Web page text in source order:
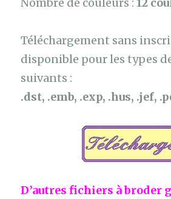
Téléchargement sans
disponible pour les types
suivants :
.dst, .emb, .exp, .hus, .jef,
D’autres fichiers à broder